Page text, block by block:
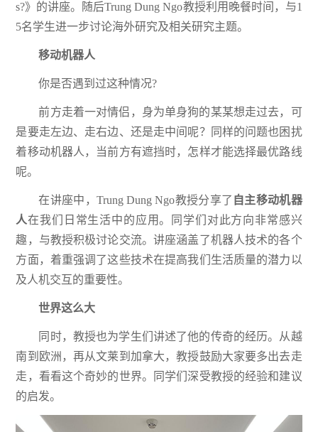
s?》的讲座。随后Trung Dung Ngo教授利用晚餐时间，与1
5名学生进一步讨论海外研究及相关研究主题。
移动机器人
你是否遇到过这种情况?
前方走着一对情侣，身为单身狗的某某想走过去，可
是要走左边、走右边、还是走中间呢？同样的问题也困扰
着移动机器人，当前方有遮挡时，怎样才能选择最优路线
呢。
在讲座中，Trung Dung Ngo教授分享了 自主移动机器
人在我们日常生活中的应用。同学们对此方向非常感兴
趣，与教授积极讨论交流。讲座涵盖了机器人技术的各个
方面，着重强调了这些技术在提高我们生活质量的潜力以
及人机交互的重要性。
世界这么大
同时，教授也为学生们讲述了他的传奇的经历。从越
南到欧洲，再从文莱到加拿大，教授鼓励大家要多出去走
走，看看这个奇妙的世界。同学们深受教授的经验和建议
的启发。